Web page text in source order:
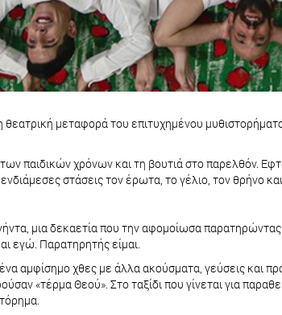
θεατρική μεταφορά του επιτυχημένου
παιδικών χρόνων και τη βουτιά στο παρελθόν.
στάσεις τον έρωτα, το γέλιο, τον θρήνο
μια δεκαετία που την αφομοίωσα
εγώ. Παρατηρητής είμαι.
αμφίσημο χθες με άλλα ακούσματα, γεύσεις και
«τέρμα Θεού». Στο ταξίδι που γίνεται για